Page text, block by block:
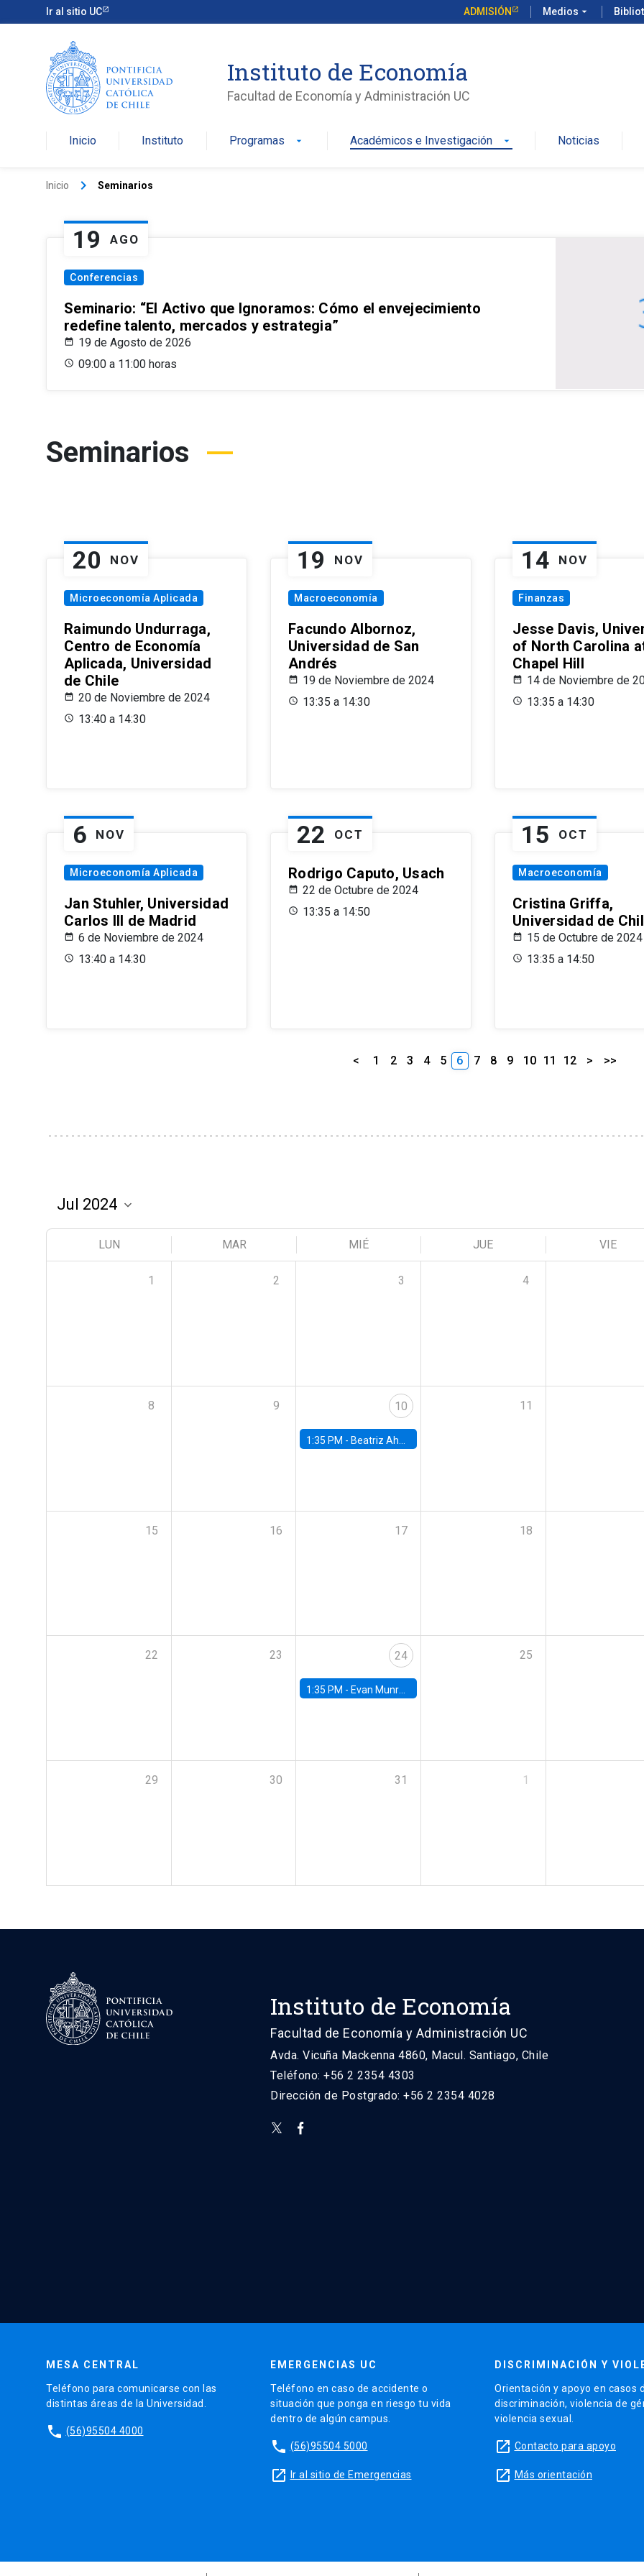
Ir al sitio UC ADMISIÓN Medios arrow_drop_down
Instituto de Economía
Facultad de Economía y Administración UC
Inicio Instituto Programas arrow_drop_down Académicos e Investigación arrow_drop_down Noticias
Inicio keyboard_arrow_right Seminarios
19 AGO
Conferencias
Seminario: “El Activo que Ignoramos: Cómo el envejecimiento
redefine talento, mercados y estrategia”
19 de Agosto de 2026
09:00 a 11:00 horas
Seminarios
20 NOV
Microeconomía Aplicada
Raimundo Undurraga,
Centro de Economía
Aplicada, Universidad
de Chile
20 de Noviembre de 2024
13:40 a 14:30
19 NOV
Macroeconomía
Facundo Albornoz,
Universidad de San
Andrés
19 de Noviembre de 2024
13:35 a 14:30
14 NOV
Finanzas
Jesse Davis,
of North Carolina
Chapel Hill
14 de Noviembre de
13:35 a 14:30
6 NOV
Microeconomía Aplicada
Jan Stuhler, Universidad
Carlos III de Madrid
6 de Noviembre de 2024
13:40 a 14:30
22 OCT
Rodrigo Caputo, Usach
22 de Octubre de 2024
13:35 a 14:50
15 OCT
Macroeconomía
Cristina Griffa,
Universidad de
15 de Octubre de 2024
13:35 a 14:50
< 1 2 3 4 5 6 7 8 9 10 11 12 > >>
LUN MAR MIÉ JUE VIE
1 2 3 4
8 9 10
1:35 PM - Beatriz Ahumada, PhD candidate, Universidad de Pittsburgh
11
15 16 17 18
22 23 24
1:35 PM - Evan Munro, Neyman Visiting Assistant Professor in the Department of Statistics at UC Berkeley
25
29 30 31 1
Instituto de Economía
Facultad de Economía y Administración UC
Avda. Vicuña Mackenna 4860, Macul. Santiago, Chile
Teléfono: +56 2 2354 4303
Dirección de Postgrado: +56 2 2354 4028
MESA CENTRAL
Teléfono para comunicarse con las
distintas áreas de la Universidad.
phone (56)95504 4000
EMERGENCIAS UC
Teléfono en caso de accidente o
situación que ponga en riesgo tu vida
dentro de algún campus.
phone (56)95504 5000
launch Ir al sitio de Emergencias
DISCRIMINACIÓN Y
Orientación y apoyo en casos
discriminación, violencia de
violencia sexual.
launch Contacto para apoyo
launch Más orientación